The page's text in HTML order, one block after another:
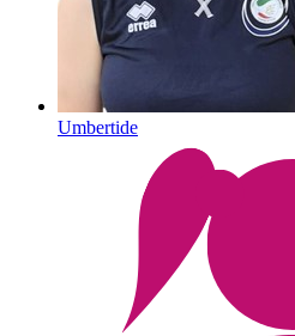
Umbertide